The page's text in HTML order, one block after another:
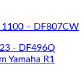
– DF807CW